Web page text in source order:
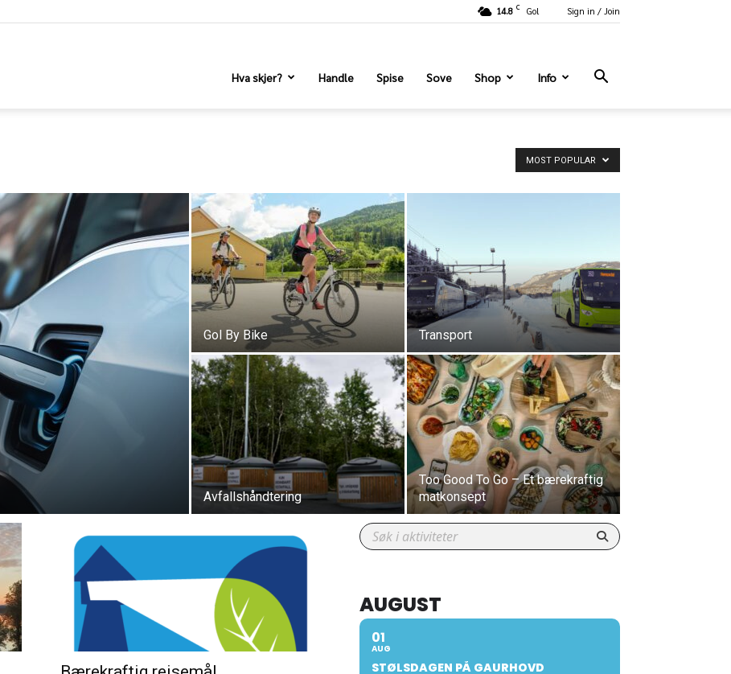
14.8 C Gol Sign in / Join
Hva skjer? Handle Spise Sove Shop Info
MOST POPULAR
Gol By Bike Transport
Avfallshåndtering
Too Good To Go – Et bærekraftig
matkonsept
AUGUST
01
AUG
STØLSDAGEN PÅ GAURHOVD